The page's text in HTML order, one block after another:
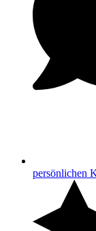
persönlichen